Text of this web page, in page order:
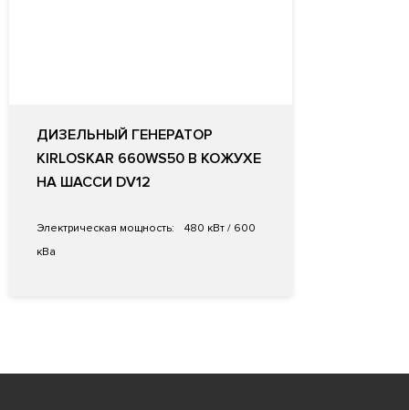
ДИЗЕЛЬНЫЙ ГЕНЕРАТОР
KIRLOSKAR 660WS50 В КОЖУХЕ
НА ШАССИ DV12
Электрическая мощность:
480 кВт / 600
кВа